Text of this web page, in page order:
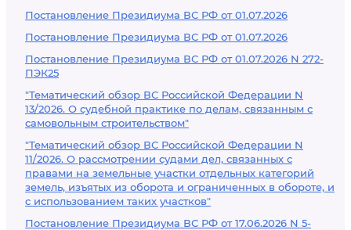
Постановление Президиума ВС РФ от 01.07.2026
Постановление Президиума ВС РФ от 01.07.2026
Постановление Президиума ВС РФ от 01.07.2026 N 272-
ПЭК25
"Тематический обзор ВС Российской Федерации N
13/2026. О судебной практике по делам, связанным с
самовольным строительством"
"Тематический обзор ВС Российской Федерации N
11/2026. О рассмотрении судами дел, связанных с
правами на земельные участки отдельных категорий
земель, изъятых из оборота и ограниченных в обороте, и
с использованием таких участков"
Постановление Президиума ВС РФ от 17.06.2026 N 5-